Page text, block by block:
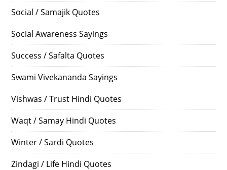
Social / Samajik Quotes
Social Awareness Sayings
Success / Safalta Quotes
Swami Vivekananda Sayings
Vishwas / Trust Hindi Quotes
Waqt / Samay Hindi Quotes
Winter / Sardi Quotes
Zindagi / Life Hindi Quotes